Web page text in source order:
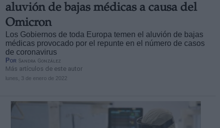
aluvión de bajas médicas a causa del
Omicron
Los Gobiernos de toda Europa temen el aluvión de bajas
médicas provocado por el repunte en el número de casos
de coronavirus
Por Sandra González
Más artículos de este autor
lunes, 3 de enero de 2022